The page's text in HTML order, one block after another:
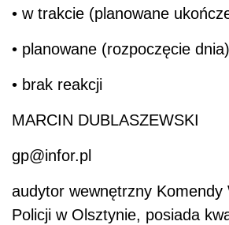
• w trakcie (planowane
• planowane (rozpoczęcie dnia)
• brak reakcji
MARCIN DUBLASZEWSKI
gp@infor.pl
audytor wewnętrzny Komendy
Policji w Olsztynie, posiada